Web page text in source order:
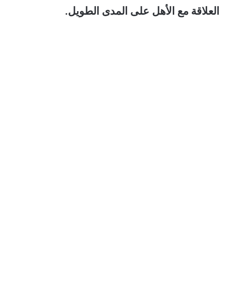
العلاقة مع الأهل على المدى الطويل.